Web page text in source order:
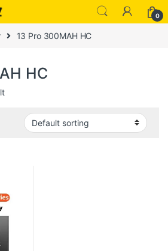
0
13 Pro 300MAH HC
HC